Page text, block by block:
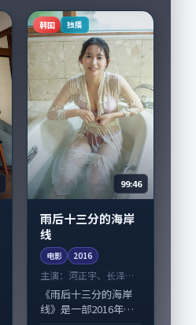
韩国 独播
99:46
雨后十三分的海岸
线
电影 2016
主演： 河正宇、长泽雅
美 等
《雨后十三分的海岸
线》是一部2016年前